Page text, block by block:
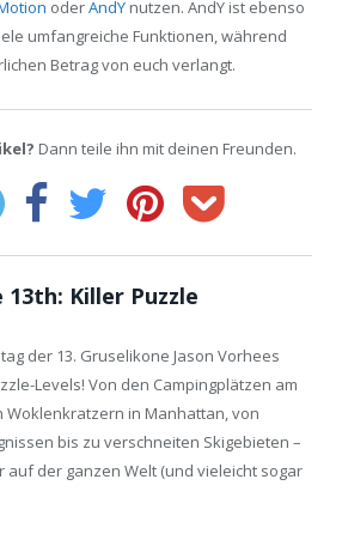
oderAndY nutzen. AndY ist ebenso
umfangreiche Funktionen, während
Betrag von euch verlangt.
Dann teile ihn mit deinen Freunden.
Killer Puzzle
der 13. Gruselikone Jason Vorhees
Levels! Von den Campingplätzen am
Woklenkratzern in Manhattan, von
bis zu verschneiten Skigebieten –
auf der ganzen Welt (und vieleicht sogar